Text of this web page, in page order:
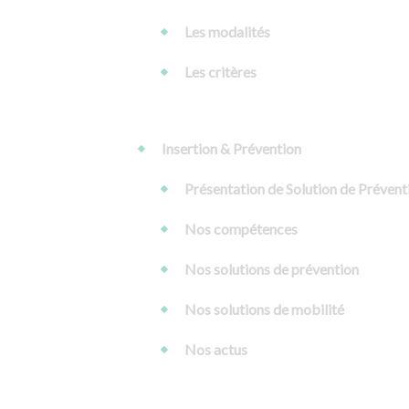
Les modalités
Les critères
Insertion & Prévention
Présentation de Solution de
Nos compétences
Nos solutions de prévention
Nos solutions de mobilité
Nos actus